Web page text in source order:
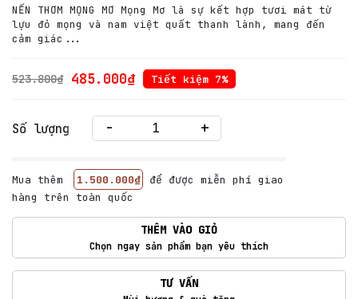
NẾN THƠM MỌNG MƠ Mọng Mơ là sự kết hợp tươi mát từ
lựu đỏ mọng và nam việt quất thanh lành, mang đến
cảm giác...
523.800₫ 485.000₫ Tiết kiệm 7%
Số lượng - +
Mua thêm 1.500.000₫
để được miễn phí giao
hàng trên toàn quốc
THÊM VÀO GIỎ
Chọn ngay sản phẩm bạn yêu thích
TƯ VẤN